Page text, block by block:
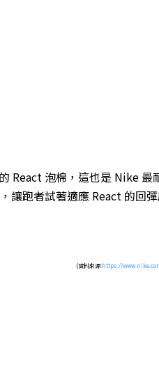
React 泡棉，這也是 Nike
讓跑者試著適應 React 的回
(資料來源:https://